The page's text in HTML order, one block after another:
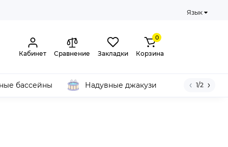
Язык
Кабинет Сравнение Закладки
0
Корзина
бассейны Надувные джакузи 1/2